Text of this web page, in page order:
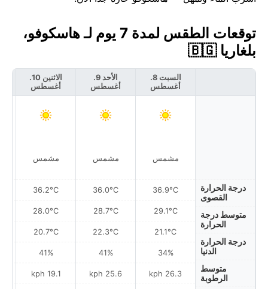
توقعات الطقس لمدة 7 يوم لـ هاسكوفو،
بلغاريا 🇧🇬
درجة الحرارة
القصوى
متوسط درجة
الحرارة
درجة الحرارة
الدنيا
متوسط
الرطوبة
السبت 8.
أغسطس
مشمس
36.9°C
29.1°C
21.1°C
34%
26.3 kph
الأحد 9.
أغسطس
مشمس
36.0°C
28.7°C
22.3°C
41%
25.6 kph
الاثنين 10.
أغسطس
مشمس
36.2°C
28.0°C
20.7°C
41%
19.1 kph